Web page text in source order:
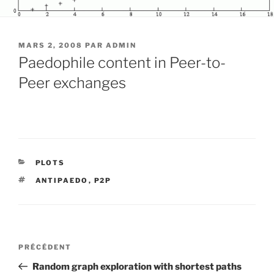
PUBLIÉ
LE
MARS 2, 2008 PAR ADMIN
Paedophile content in Peer-to-
Peer exchanges
CATÉGORIES
PLOTS
ÉTIQUETTES
ANTIPAEDO , P2P
Navigation
Article
précédent
PRÉCÉDENT
Random graph exploration with shortest paths